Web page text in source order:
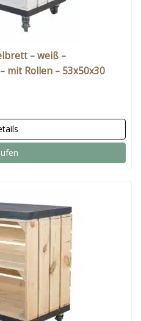
– weiß –
mit Rollen – 53x50x30